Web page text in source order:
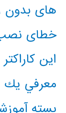
های بدون
خطای نصب
این کاراکتر
معرفي يك
بسته